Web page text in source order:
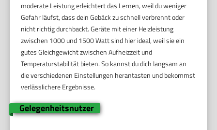
moderate Leistung erleichtert das Lernen, weil du weniger
Gefahr läufst, dass dein Gebäck zu schnell verbrennt oder
nicht richtig durchbackt. Geräte mit einer Heizleistung
zwischen 1000 und 1500 Watt sind hier ideal, weil sie ein
gutes Gleichgewicht zwischen Aufheizzeit und
Temperaturstabilität bieten. So kannst du dich langsam an
die verschiedenen Einstellungen herantasten und bekommst
verlässlichere Ergebnisse.
Gelegenheitsnutzer